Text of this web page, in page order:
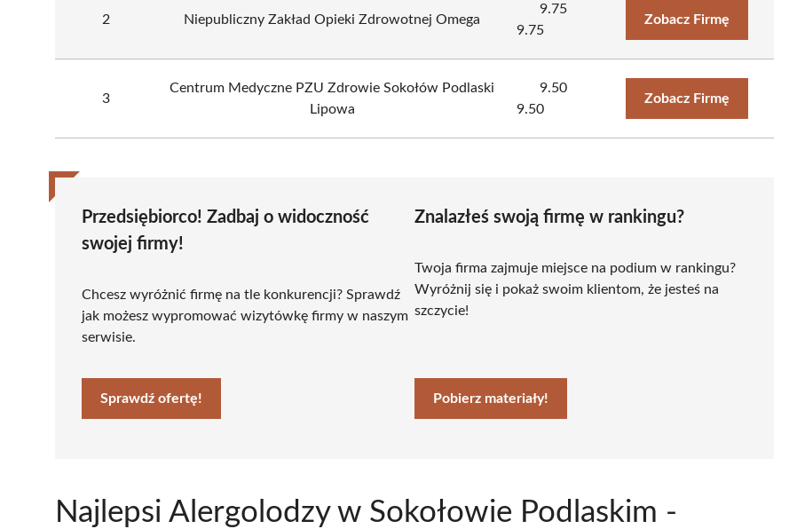
2 Niepubliczny Zakład Opieki Zdrowotnej Omega
9.75
9.75
Zobacz Firmę
3
Centrum Medyczne PZU Zdrowie Sokołów Podlaski
Lipowa
9.50
9.50
Zobacz Firmę
Przedsiębiorco! Zadbaj o widoczność
swojej firmy!
Chcesz wyróżnić firmę na tle konkurencji? Sprawdź
jak możesz wypromować wizytówkę firmy w naszym
serwisie.
Sprawdź ofertę!
Znalazłeś swoją firmę w rankingu?
Twoja firma zajmuje miejsce na podium w rankingu?
Wyróżnij się i pokaż swoim klientom, że jesteś na
szczycie!
Pobierz materiały!
Najlepsi Alergolodzy w Sokołowie Podlaskim -